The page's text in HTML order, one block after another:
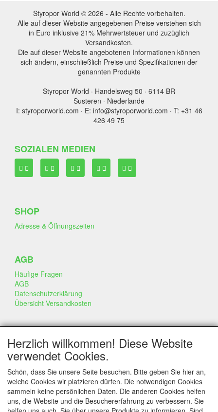
Styropor World © 2026 - Alle Rechte vorbehalten.
Alle auf dieser Website angegebenen Preise verstehen sich
in Euro inklusive 21% Mehrwertsteuer und zuzüglich
Versandkosten.
Die auf dieser Website angebotenen Informationen können
sich ändern, einschließlich Preise und Spezifikationen der
genannten Produkte
Styropor World · Handelsweg 50 · 6114 BR
Susteren · Niederlande
I: styroporworld.com · E: info@styroporworld.com · T: +31 46
426 49 75
SOZIALEN MEDIEN
SHOP
Adresse & Öffnungszeiten
AGB
Häufige Fragen
AGB
Datenschutzerklärung
Übersicht Versandkosten
GESCHÄFT & INFO
Kontakt
Firmen Information
Portfolio
Disclaimer
Statement & Umwelt
Torten mit Dummies
Herzlich willkommen! Diese Website
verwendet Cookies.
Schön, dass Sie unsere Seite besuchen. Bitte geben Sie hier an,
welche Cookies wir platzieren dürfen. Die notwendigen Cookies
sammeln keine persönlichen Daten. Die anderen Cookies helfen
uns, die Website und die Besuchererfahrung zu verbessern. Sie